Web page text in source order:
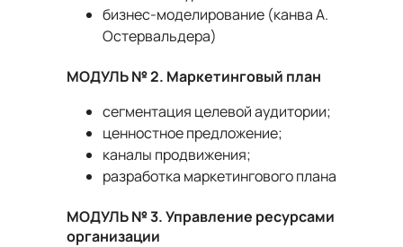
бизнес-моделирование (канва А.
Остервальдера)
МОДУЛЬ № 2. Маркетинговый план
сегментация целевой аудитории;
ценностное предложение;
каналы продвижения;
разработка маркетингового плана
МОДУЛЬ № 3. Управление ресурсами
организации